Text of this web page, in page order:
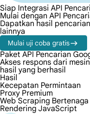
Siap Integrasi API
Mulai dengan API
Dapatkan hasil
lainnya
Mulai uji coba gratis
Paket API Pencarian
Akses respons dari
hasil yang berhasil
Hasil
Kecepatan Permintaan
Proxy Premium
Web Scraping Bertenaga
Rendering JavaScript